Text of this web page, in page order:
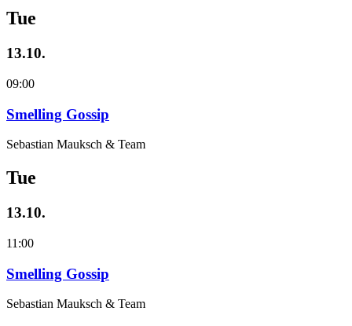
Tue
13.10.
09:00
Smelling Gossip
Sebastian Mauksch & Team
Tue
13.10.
11:00
Smelling Gossip
Sebastian Mauksch & Team